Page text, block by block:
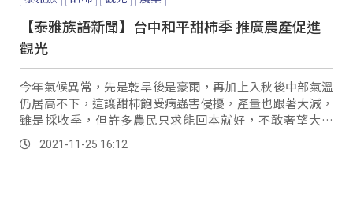
【泰雅族語新聞】台中和平甜柿季 推廣農產促進
觀光
今年氣候異常，先是乾旱後是豪雨，再加上入秋後中部氣溫
仍居高不下，這讓甜柿飽受病蟲害侵擾，產量也跟著大減，
雖是採收季，但許多農民只求能回本就好，不敢奢望大豐
收。2021-11-25 16:12